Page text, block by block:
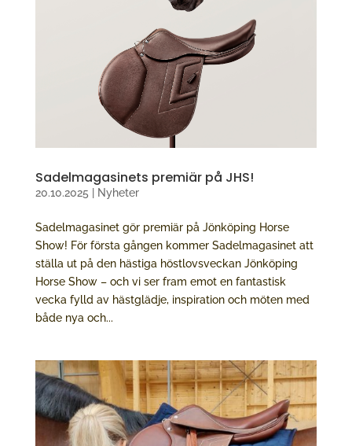
Sadelmagasinets premiär på JHS!
20.10.2025 Nyheter
Sadelmagasinet gör premiär på Jönköping Horse
Show! För första gången kommer Sadelmagasinet att
ställa ut på den hästiga höstlovsveckan Jönköping
Horse Show – och vi ser fram emot en fantastisk
vecka fylld av hästglädje, inspiration och möten med
både nya och...